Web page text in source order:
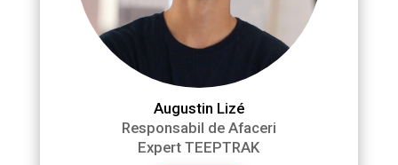
Augustin Lizé
Responsabil de Afaceri
Expert TEEPTRAK